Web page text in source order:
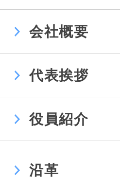
会社概要
代表挨拶
役員紹介
沿革